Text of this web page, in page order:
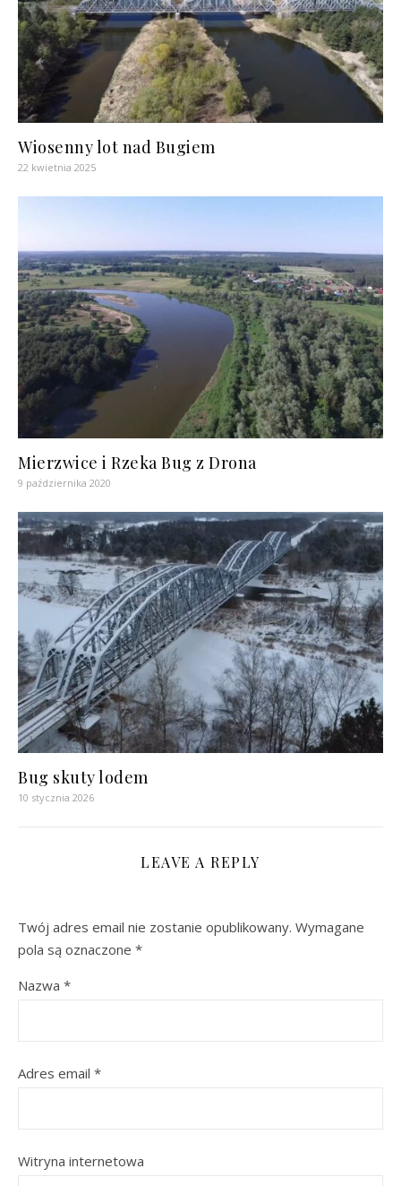
Wiosenny lot nad Bugiem
22 kwietnia 2025
Mierzwice i Rzeka Bug z Drona
9 października 2020
Bug skuty lodem
10 stycznia 2026
LEAVE A REPLY
Twój adres email nie zostanie opublikowany. Wymagane
pola są oznaczone *
Nazwa *
Adres email *
Witryna internetowa